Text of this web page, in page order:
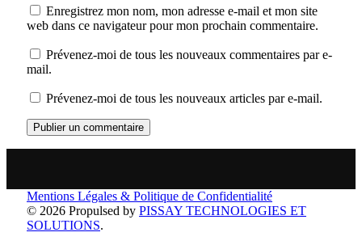
Enregistrez mon nom, mon adresse e-mail et mon site
web dans ce navigateur pour mon prochain commentaire.
Prévenez-moi de tous les nouveaux commentaires par e-
mail.
Prévenez-moi de tous les nouveaux articles par e-mail.
Mentions Légales & Politique de Confidentialité
© 2026 Propulsed by PISSAY TECHNOLOGIES ET
SOLUTIONS.